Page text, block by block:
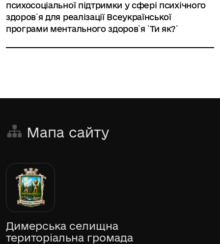
психосоціальної підтримки у сфері психічного
здоров`я для реалізації Всеукраїнської
програми ментального здоров`я `Ти як?`
Мапа сайту
Димерська селищна
територіальна громада